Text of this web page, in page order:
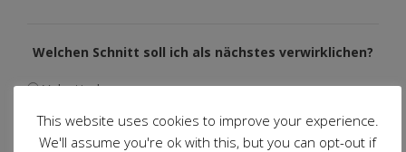
Welchen Schnitt soll ich als nächstes verwirklichen?
Volantjacke
Volantrock
This website uses cookies to improve your experience.
We'll assume you're ok with this, but you can opt-out if